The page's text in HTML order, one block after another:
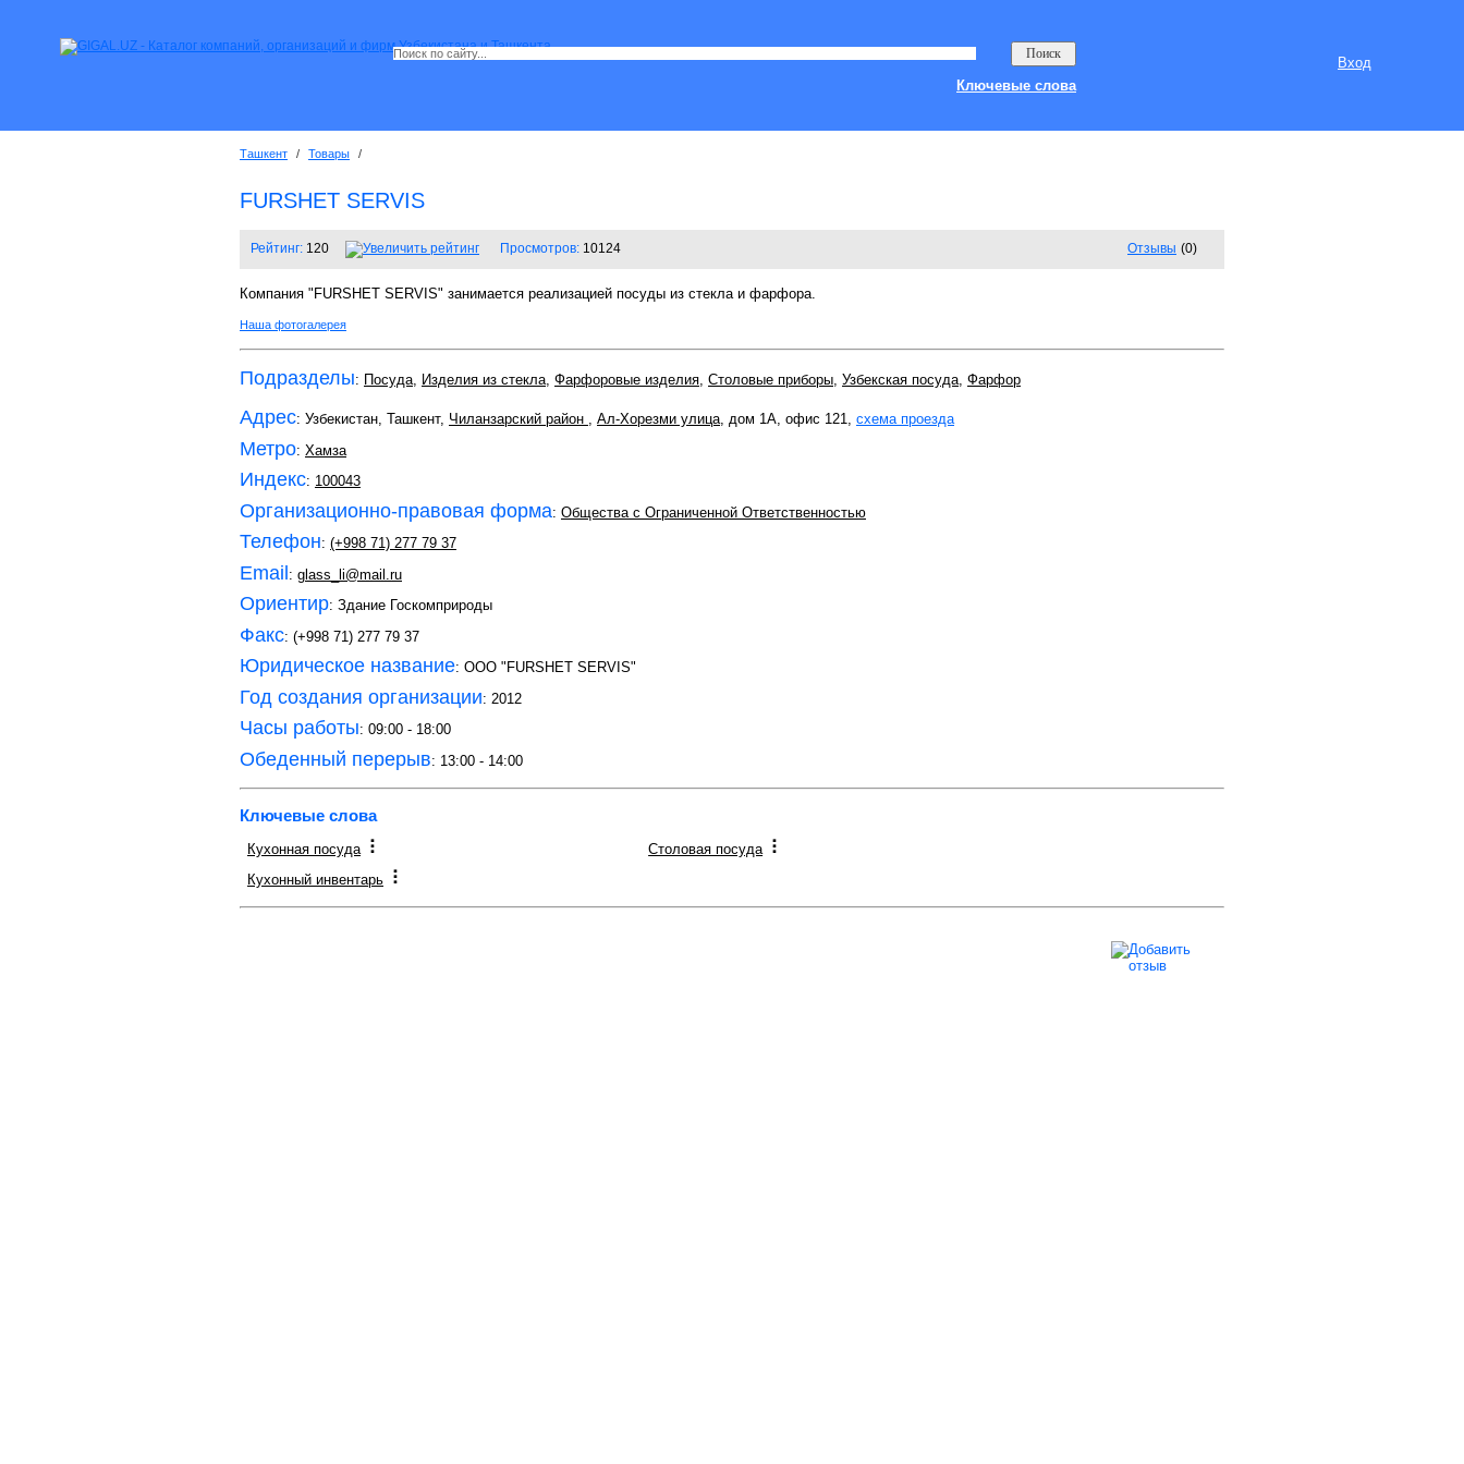
Вход
Ключевые слова
Ташкент / Товары /
FURSHET SERVIS
Рейтинг: 120 Просмотров: 10124 Отзывы (0)
Компания "FURSHET SERVIS" занимается реализацией посуды из стекла и фарфора.
Наша фотогалерея
Подразделы: Посуда, Изделия из стекла, Фарфоровые изделия, Столовые приборы, Узбекская посуда, Фарфор
Адрес: Узбекистан, Ташкент, Чиланзарский район , Ал-Хорезми улица, дом 1А, офис 121, схема проезда
Метро: Хамза
Индекс: 100043
Организационно-правовая форма: Общества с Ограниченной Ответственностью
Телефон: (+998 71) 277 79 37
Email: glass_li@mail.ru
Ориентир: Здание Госкомприроды
Факс: (+998 71) 277 79 37
Юридическое название: ООО "FURSHET SERVIS"
Год создания организации: 2012
Часы работы: 09:00 - 18:00
Обеденный перерыв: 13:00 - 14:00
Ключевые слова
Кухонная посуда
Кухонный инвентарь
Столовая посуда